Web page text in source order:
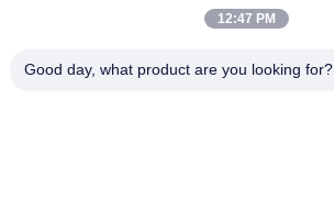
12:47 PM
Good day, what product are you looking for?